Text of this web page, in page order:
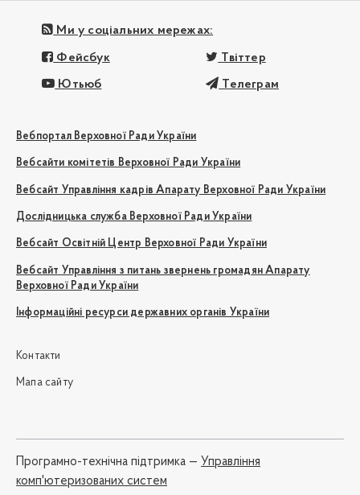
Ми у соціальних мережах:
Фейсбук Твіттер
Ютьюб Телеграм
Вебпортал Верховної Ради України
Вебсайти комітетів Верховної Ради України
Вебсайт Управління кадрів Апарату Верховної Ради України
Дослідницька служба Верховної Ради України
Вебсайт Освітній Центр Верховної Ради України
Вебсайт Управління з питань звернень громадян Апарату
Верховної Ради України
Інформаційні ресурси державних органів України
Контакти
Мапа сайту
Програмно-технічна підтримка — Управління
комп'ютеризованих систем